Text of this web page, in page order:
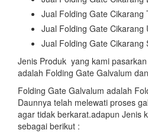
Jual Folding Gate Cikarang
Jual Folding Gate Cikarang
Jual Folding Gate Cikarang
Jenis Produk yang kami
adalah Folding Gate Galvalum
Folding Gate Galvalum adalah
Daunnya telah melewati proses
agar tidak berkarat.adapun Jenis
sebagai berikut :